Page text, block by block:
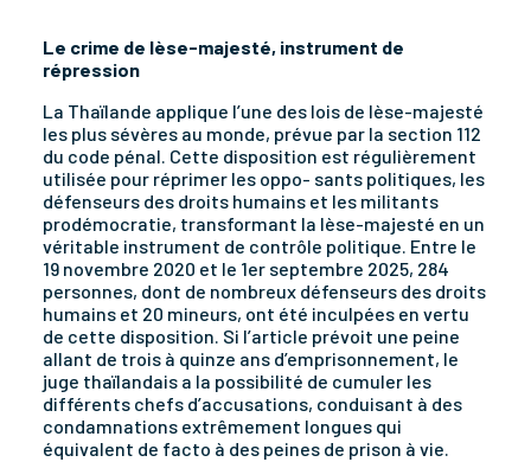
Le crime de lèse-majesté, instrument de
répression
La Thaïlande applique l’une des lois de lèse-majesté
les plus sévères au monde, prévue par la section 112
du code pénal. Cette disposition est régulièrement
utilisée pour réprimer les oppo- sants politiques, les
défenseurs des droits humains et les militants
prodémocratie, transformant la lèse-majesté en un
véritable instrument de contrôle politique. Entre le
19 novembre 2020 et le 1er septembre 2025, 284
personnes, dont de nombreux défenseurs des droits
humains et 20 mineurs, ont été inculpées en vertu
de cette disposition. Si l’article prévoit une peine
allant de trois à quinze ans d’emprisonnement, le
juge thaïlandais a la possibilité de cumuler les
différents chefs d’accusations, conduisant à des
condamnations extrêmement longues qui
équivalent de facto à des peines de prison à vie.